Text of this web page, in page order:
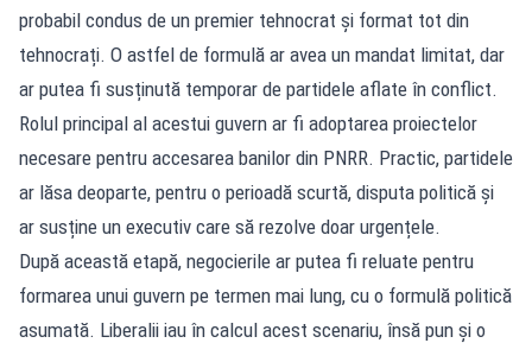
probabil condus de un premier tehnocrat și format tot din
tehnocrați. O astfel de formulă ar avea un mandat limitat, dar
ar putea fi susținută temporar de partidele aflate în conflict.
Rolul principal al acestui guvern ar fi adoptarea proiectelor
necesare pentru accesarea banilor din PNRR. Practic, partidele
ar lăsa deoparte, pentru o perioadă scurtă, disputa politică și
ar susține un executiv care să rezolve doar urgențele.
După această etapă, negocierile ar putea fi reluate pentru
formarea unui guvern pe termen mai lung, cu o formulă politică
asumată. Liberalii iau în calcul acest scenariu, însă pun și o